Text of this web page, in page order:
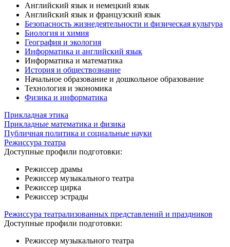
Английский язык и немецкий язык
Английский язык и французский язык
Безопасность жизнедеятельности и физическая культура
Биология и химия
География и экология
Информатика и английский язык
Информатика и математика
История и обществознание
Начальное образование и дошкольное образование
Технология и экономика
Физика и информатика
Прикладная этика
Прикладные математика и физика
Публичная политика и социальные науки
Режиссура театра
Доступные профили подготовки:
Режиссер драмы
Режиссер музыкального театра
Режиссер цирка
Режиссер эстрады
Режиссура театрализованных представлений и праздников
Доступные профили подготовки:
Режиссер музыкального театра